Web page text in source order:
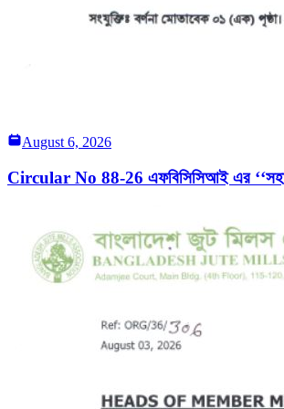
August 6, 2026
Circular No 88-26 এফবিসিসিআই এর